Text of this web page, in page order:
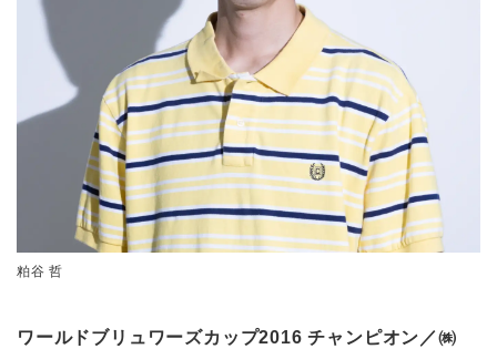
粕谷 哲
ワールドブリュワーズカップ2016 チャンピオン／㈱